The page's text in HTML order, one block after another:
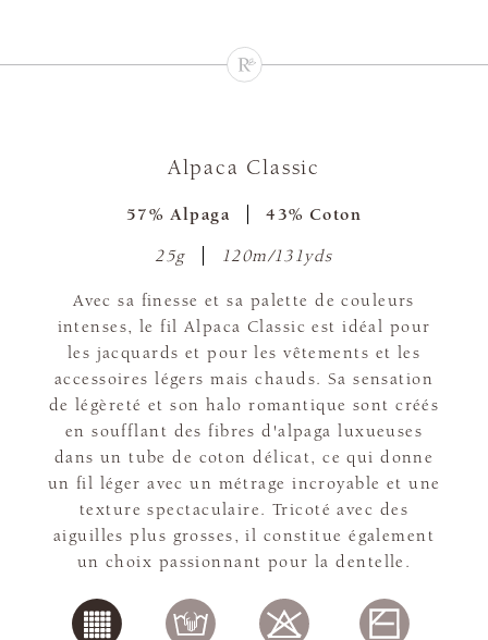
Alpaca Classic
57% Alpaga 43% Coton
25g 120m/131yds
Avec sa finesse et sa palette de couleurs
intenses, le fil Alpaca Classic est idéal pour
les jacquards et pour les vêtements et les
accessoires légers mais chauds. Sa sensation
de légèreté et son halo romantique sont créés
en soufflant des fibres d'alpaga luxueuses
dans un tube de coton délicat, ce qui donne
un fil léger avec un métrage incroyable et une
texture spectaculaire. Tricoté avec des
aiguilles plus grosses, il constitue également
un choix passionnant pour la dentelle.